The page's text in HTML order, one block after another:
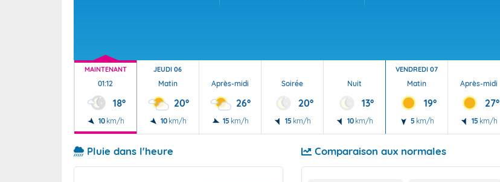
MAINTENANT
01:12
18°
10 km/h
JEUDI 06
Matin
20°
10 km/h
Après-midi
26°
15 km/h
Soirée
20°
15 km/h
Nuit
13°
10 km/h
VENDREDI 07
Matin
19°
5 km/h
Après-midi
27°
15 km/h
Pluie dans l'heure Comparaison aux normales